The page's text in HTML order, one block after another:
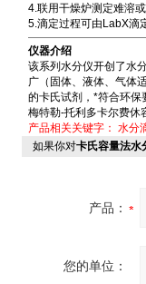
4.联用干燥炉测定难溶
5.滴定过程可由LabX滴
仪器介绍
该系列水分仪开创了水
广（固体、液体、气体
的卡氏试剂，*符合环
梅特勒-托利多卡尔费休
产品相关关键字： 水分
如果你对卡氏容量法水
产品：
您的单位：